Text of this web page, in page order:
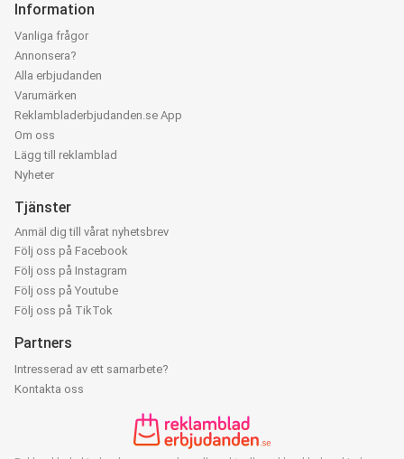
Information
Vanliga frågor
Annonsera?
Alla erbjudanden
Varumärken
Reklambladerbjudanden.se App
Om oss
Lägg till reklamblad
Nyheter
Tjänster
Anmäl dig till vårat nyhetsbrev
Följ oss på Facebook
Följ oss på Instagram
Följ oss på Youtube
Följ oss på TikTok
Partners
Intresserad av ett samarbete?
Kontakta oss